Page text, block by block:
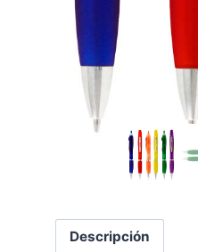
Descripción